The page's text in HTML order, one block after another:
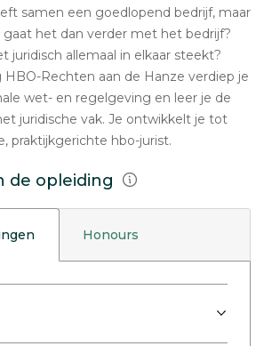
samen een goedlopend bedrijf, maar
gaat het dan verder met het bedrijf?
juridisch allemaal in elkaar steekt?
HBO-Rechten aan de Hanze verdiep je
wet- en regelgeving en leer je de
juridische vak. Je ontwikkelt je tot
praktijkgerichte hbo-jurist.
de opleiding
Honours